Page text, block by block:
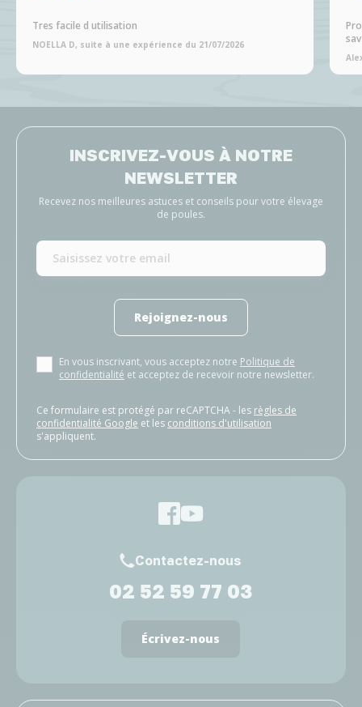
Tres facile d utilisation
NOELLA D, suite à une expérience du 21/07/2026
INSCRIVEZ-VOUS À NOTRE
NEWSLETTER
Recevez nos meilleures astuces et conseils pour votre élevage
de poules.
Rejoignez-nous
En vous inscrivant, vous acceptez notre Politique de
confidentialité et acceptez de recevoir notre newsletter.
Ce formulaire est protégé par reCAPTCHA - les règles de
confidentialité Google et les conditions d'utilisation
s'appliquent.
Contactez-nous
02 52 59 77 03
Écrivez-nous